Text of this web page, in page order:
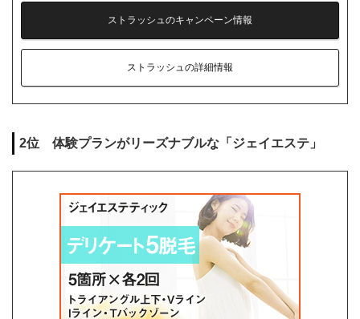
ストラッシュのキャンペーン情報
ストラッシュの詳細情報
2位 体験プランがリーズナブルな「ジェイエステ」